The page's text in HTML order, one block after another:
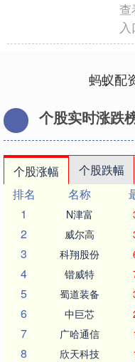
查
入
蚂蚁配
个股实时涨跌
个股涨幅 个股跌幅
排名
名称
1
N津富
2 威尔高
3 科翔股份
4 锴威特
5 蜀道装备
6 中巨芯
7 广哈通信
8 欣天科技